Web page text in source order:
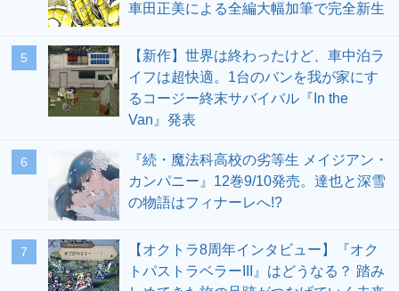
車田正美による全編大幅加筆で完全新生
5
【新作】世界は終わったけど、車中泊ラ
イフは超快適。1台のバンを我が家にす
るコージー終末サバイバル『In the
Van』発表
6
『続・魔法科高校の劣等生 メイジアン・
カンパニー』12巻9/10発売。達也と深雪
の物語はフィナーレへ!?
7
【オクトラ8周年インタビュー】『オク
トパストラベラーIII』はどうなる？ 踏み